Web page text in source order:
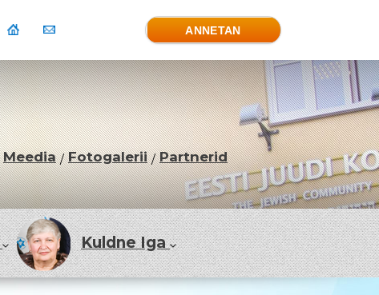
Meedia / Fotogalerii / Partnerid
Kuldne Iga